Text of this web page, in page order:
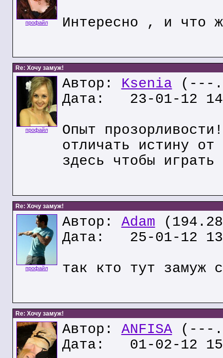
профайл
Интересно , и что
Re: Хочу замуж!
профайл
Автор: Ksenia (---
Дата: 23-01-12
Опыт
отличать истину
здесь чтобы
Re: Хочу замуж!
профайл
Автор: Adam
Дата: 25-01-12
так кто тут замуж
Re: Хочу замуж!
Автор: ANFISA(---
Дата: 01-02-12